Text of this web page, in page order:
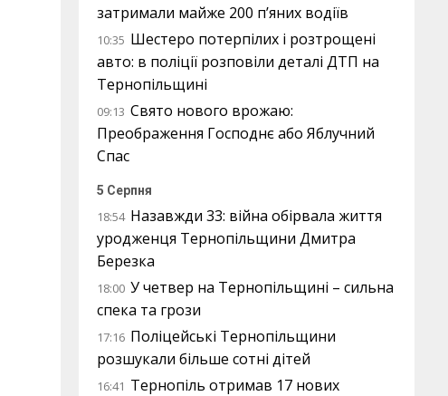
затримали майже 200 п’яних водіїв
10:35 Шестеро потерпілих і розтрощені
авто: в поліції розповіли деталі ДТП на
Тернопільщині
09:13 Свято нового врожаю:
Преображення Господнє або Яблучний
Спас
5 Серпня
18:54 Назавжди 33: війна обірвала життя
уродженця Тернопільщини Дмитра
Березка
18:00 У четвер на Тернопільщині – сильна
спека та грози
17:16 Поліцейські Тернопільщини
розшукали більше сотні дітей
16:41 Тернопіль отримав 17 нових